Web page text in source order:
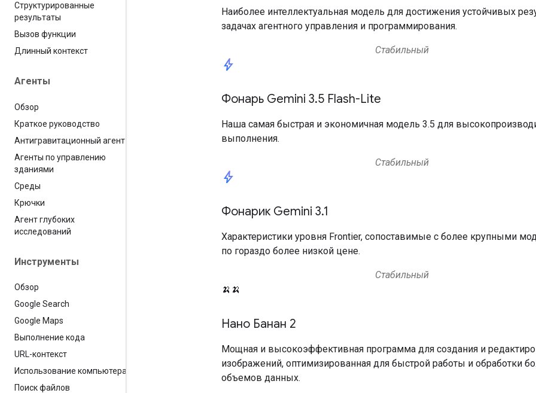
Структурированные
результаты
Вызов функции
Длинный контекст
Агенты
Обзор
Краткое руководство
Антигравитационный агент
Агенты по управлению
зданиями
Среды
Крючки
Агент глубоких
исследований
Инструменты
Обзор
Google Search
Google Maps
Выполнение кода
URL-контекст
Использование компьютера
Поиск файлов
Наиболее интеллектуальная модель для достижения устойчивых
задачах агентного управления и программирования.
Стабильный
bolt
Фонарь Gemini 3.5 Flash-Lite
Наша самая быстрая и экономичная модель 3.5 для
выполнения.
Стабильный
bolt
Фонарик Gemini 3.1
Характеристики уровня Frontier, сопоставимые с более крупными
по гораздо более низкой цене.
Стабильный
🍌🍌
Нано Банан 2
Мощная и высокоэффективная программа для создания и
изображений, оптимизированная для быстрой работы и обработки
объемов данных.